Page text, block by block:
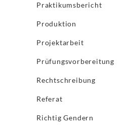
Praktikumsbericht
Produktion
Projektarbeit
Prüfungsvorbereitung
Rechtschreibung
Referat
Richtig Gendern